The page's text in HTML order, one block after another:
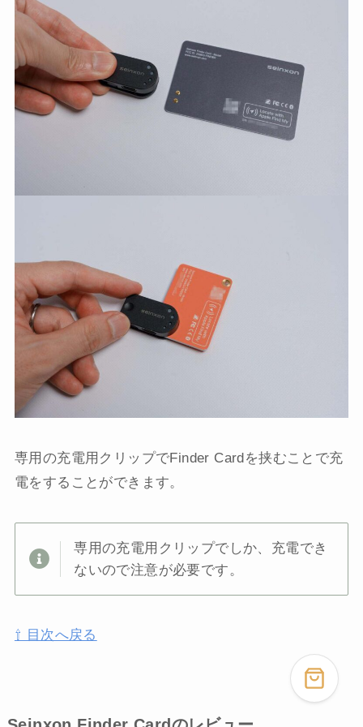
専用の充電用クリップでFinder Cardを挟むことで充
電をすることができます。
専用の充電用クリップでしか、充電でき
ないので注意が必要です。
⇧ 目次へ戻る